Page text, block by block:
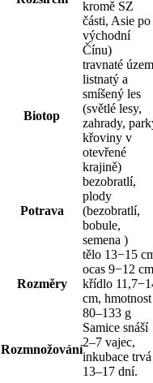
kromě SZ
části, Asie po
východní
Čínu)
Biotop
travnaté
listnatý a
smíšený les
(světlé lesy,
zahrady,
křoviny v
otevřené
krajině)
Potrava
bezobratlí,
plody
(bezobratlí,
bobule,
semena )
Rozměry
tělo 13−15
ocas 9−12
křídlo
cm, hmotnost
80–133 g
Rozmnožování
Samice snáší
2–7 vajec,
inkubace trvá
13–17 dní.